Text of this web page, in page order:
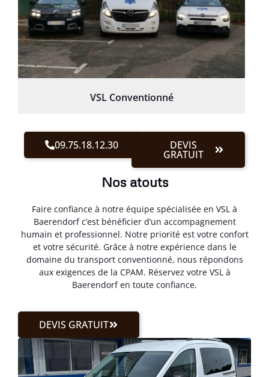
VSL Conventionné
09.75.18.12.30 DEVIS
GRATUIT
Nos atouts
Faire confiance à notre équipe spécialisée en VSL à
Baerendorf c’est bénéficier d’un accompagnement
humain et professionnel. Notre priorité est votre confort
et votre sécurité. Grâce à notre expérience dans le
domaine du transport conventionné, nous répondons
aux exigences de la CPAM. Réservez votre VSL à
Baerendorf en toute confiance.
DEVIS GRATUIT